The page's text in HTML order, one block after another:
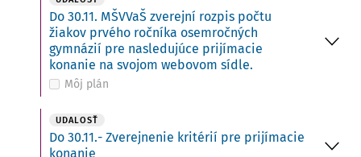
Do 30.11. MŠVVaŠ zverejní rozpis počtu
žiakov prvého ročníka osemročných
gymnázií pre nasledujúce prijímacie
konanie na svojom webovom sídle.
Môj plán
UDALOSŤ
Do 30.11.- Zverejnenie kritérií pre prijímacie
konanie